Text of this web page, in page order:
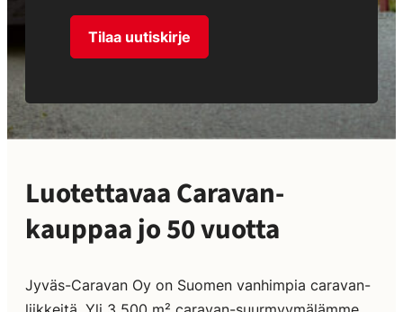
Tilaa uutiskirje
Luotettavaa Caravan-
kauppaa jo 50 vuotta
Jyväs-Caravan Oy on Suomen vanhimpia caravan-